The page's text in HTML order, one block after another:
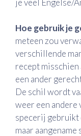
Hoe gebruik je
meteen zou
verschillende
recept
een ander
De schil wordt
weer een andere
specerij gebruikt
maar aangename